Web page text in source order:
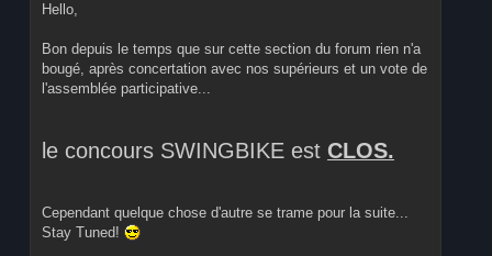
s
e
Hello,
Bon depuis le temps que sur cette section du forum rien n'a
bougé, après concertation avec nos supérieurs et un vote de
l'assemblée participative...
le concours SWINGBIKE est CLOS.
Cependant quelque chose d'autre se trame pour la suite...
Stay Tuned!